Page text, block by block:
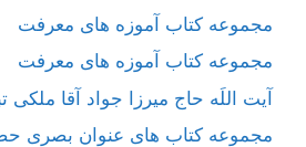
مجموعه کتاب آموزه های معرفت
مجموعه کتاب آموزه های معرفت
آیت اللَه حاج میرزا جواد آقا ملکی
مجموعه کتاب های عنوان بصری